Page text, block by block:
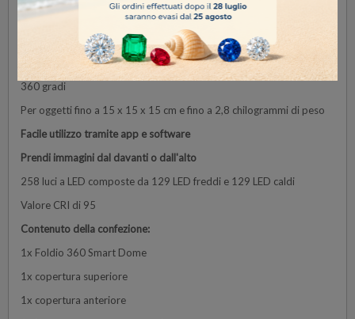
superiore a 95, quindi hai la certezza di una visualizzazione naturale
Caratteristiche dell'Orangemonkie Foldio360 Smart Dome
Studio a 360 gradi per la creazione immagini del prodotto e scatti a
360 gradi
Per oggetti fino a 15 x 15 x 15 cm e fino a 2,8 chilogrammi di peso
Facile utilizzo tramite app e software
Prendi immagini dal davanti o dall'alto
258 luci a LED composte da 129 LED freddi e 129 LED caldi
Valore CRI di 95
Contenuto della confezione:
1x Foldio 360 Smart Dome
1x copertura superiore
1x copertura anteriore